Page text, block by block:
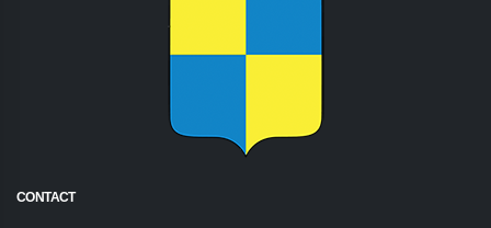
CONTACT